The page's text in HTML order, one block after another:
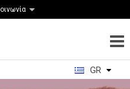
GR